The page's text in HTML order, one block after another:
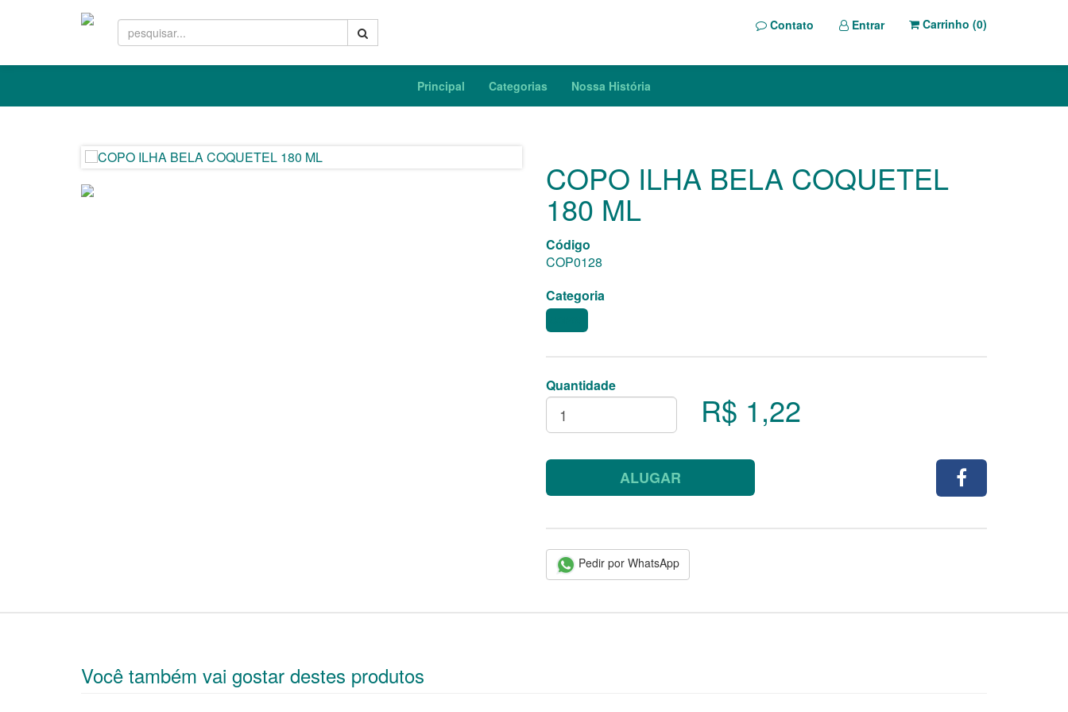
Contato Entrar Carrinho (0)
Principal Categorias Nossa História
COPO ILHA BELA COQUETEL
180 ML
Código
COP0128
Categoria
Quantidade
R$ 1,22
ALUGAR
Pedir por WhatsApp
Você também vai gostar destes produtos